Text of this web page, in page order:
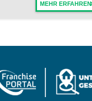
MEHR ERFAHREN